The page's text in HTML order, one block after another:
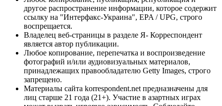
другое распространение информации, которое содержит
ссылку на "Интерфакс-Украина", EPA / UPG, строго
воспрещается.
Владелец веб-страницы в разделе Я- Корреспондент
является автор публикации.
Любое копирование, перепечатка и воспроизведение
фотографий и/или аудиовизуальных материалов,
принадлежащих правообладателю Getty Images, строго
запрещено.
Материалы сайта korrespondent.net предназначены для
лиц старше 21 года (21+). Участие в азартных играх